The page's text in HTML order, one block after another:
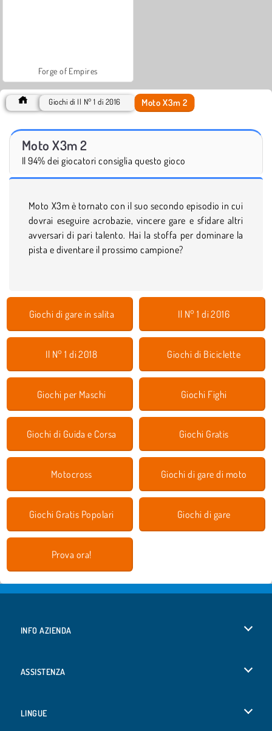
Forge of Empires
Giochi di Il N° 1 di 2016 Moto X3m 2
Moto X3m 2
Il 94% dei giocatori consiglia questo gioco
Moto X3m è tornato con il suo secondo episodio in cui
dovrai eseguire acrobazie, vincere gare e sfidare altri
avversari di pari talento. Hai la stoffa per dominare la
pista e diventare il prossimo campione?
Giochi di gare in salita Il N° 1 di 2016
Il N° 1 di 2018 Giochi di Biciclette
Giochi per Maschi Giochi Fighi
Giochi di Guida e Corsa Giochi Gratis
Motocross Giochi di gare di moto
Giochi Gratis Popolari Giochi di gare
Prova ora!
INFO AZIENDA
ASSISTENZA
LINGUE